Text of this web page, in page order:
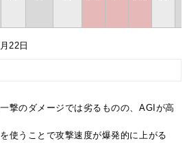
22日
撃のダメージでは劣るものの、AGIが高
使うことで攻撃速度が爆発的に上がる